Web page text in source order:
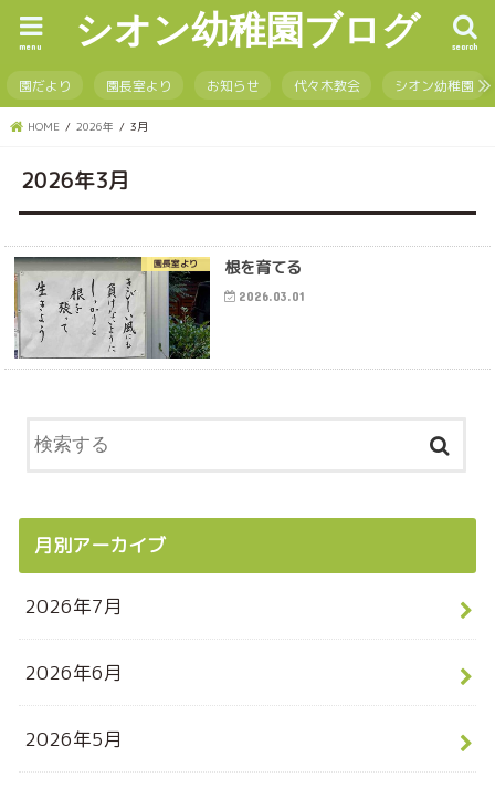
シオン幼稚園ブログ search
menu
園だより 園長室より お知らせ 代々木教会 シオン幼稚園
HOME 2026年 3月
2026年3月
園長室より 根を育てる
2026.03.01
月別アーカイブ
2026年7月
2026年6月
2026年5月